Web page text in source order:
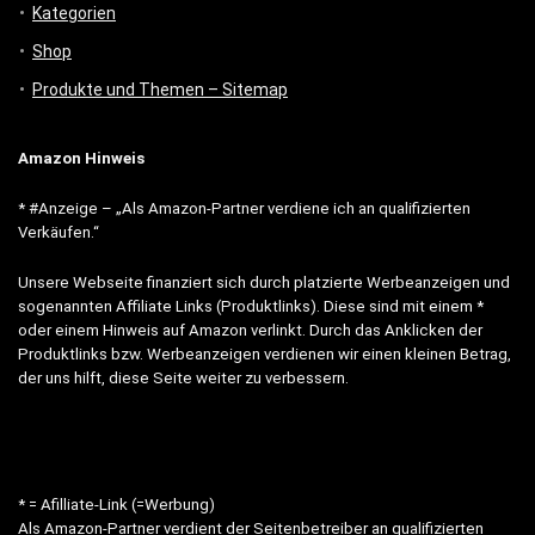
Kategorien
Shop
Produkte und Themen – Sitemap
Amazon Hinweis
* #Anzeige – „Als Amazon-Partner verdiene ich an qualifizierten
Verkäufen.“
Unsere Webseite finanziert sich durch platzierte Werbeanzeigen und
sogenannten Affiliate Links (Produktlinks). Diese sind mit einem *
oder einem Hinweis auf Amazon verlinkt. Durch das Anklicken der
Produktlinks bzw. Werbeanzeigen verdienen wir einen kleinen Betrag,
der uns hilft, diese Seite weiter zu verbessern.
* = Afilliate-Link (=Werbung)
Als Amazon-Partner verdient der Seitenbetreiber an qualifizierten